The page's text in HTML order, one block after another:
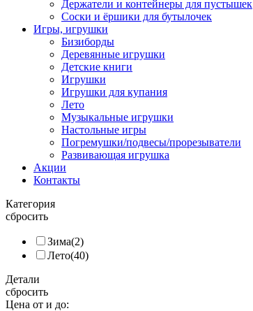
Держатели и контейнеры для пустышек
Соски и ёршики для бутылочек
Игры, игрушки
Бизиборды
Деревянные игрушки
Детские книги
Игрушки
Игрушки для купания
Лето
Музыкальные игрушки
Настольные игры
Погремушки/подвесы/прорезыватели
Развивающая игрушка
Акции
Контакты
Категория
сбросить
Зима(2)
Лето(40)
Детали
сбросить
Цена от и до: